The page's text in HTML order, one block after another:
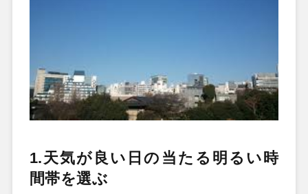
1.天気が良い日の当たる明るい時
間帯を選ぶ